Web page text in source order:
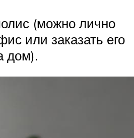
(можно лично
или заказать его
дом).